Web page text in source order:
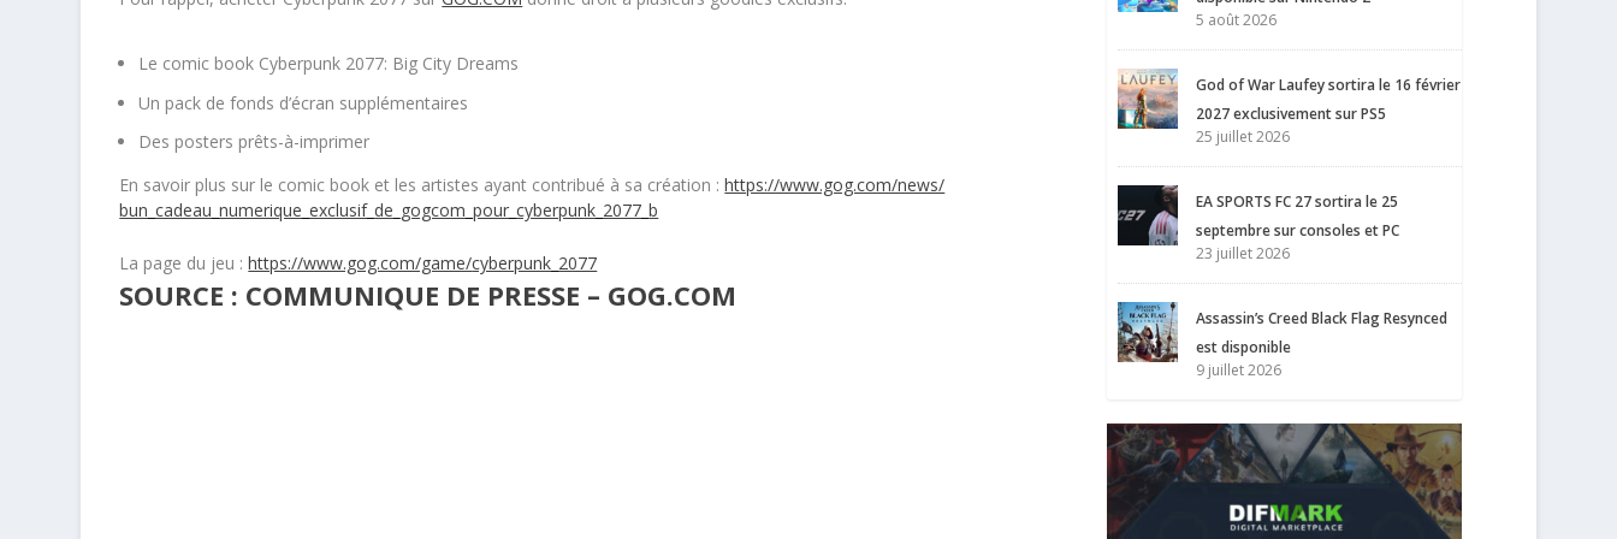
Le comic book Cyberpunk 2077: Big City Dreams
Un pack de fonds d’écran supplémentaires
Des posters prêts-à-imprimer
En savoir plus sur le comic book et les artistes ayant contribué à sa création :https://www.gog.com/news/
bun_cadeau_numerique_exclusif_ de_gogcom_pour_cyberpunk_2077_b
La page du jeu :https://www.gog.com/game/cyberpunk_2077
SOURCE : COMMUNIQUE DE PRESSE – GOG.COM
5 août 2026
God of War Laufey sortira le 16 février
2027 exclusivement sur PS5
25 juillet 2026
EA SPORTS FC 27 sortira le 25
septembre sur consoles et PC
23 juillet 2026
Assassin’s Creed Black Flag Resynced
est disponible
9 juillet 2026